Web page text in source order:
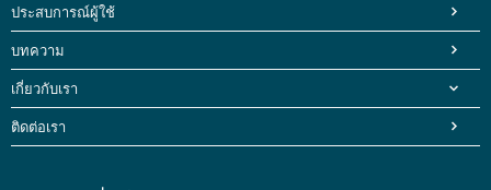
ประสบการณ์ผู้ใช้
บทความ
เกี่ยวกับเรา
ติดต่อเรา